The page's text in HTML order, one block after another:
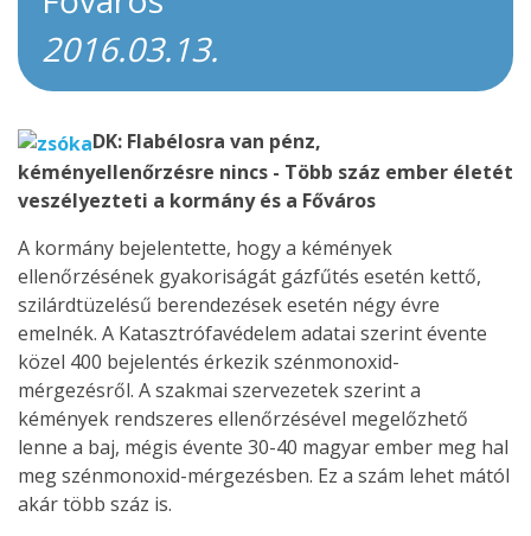
2016.03.13.
DK: Flabélosra van pénz,
kéményellenőrzésre nincs - Több száz ember életét
veszélyezteti a kormány és a Főváros
A kormány bejelentette, hogy a kémények
ellenőrzésének gyakoriságát gázfűtés esetén kettő,
szilárdtüzelésű berendezések esetén négy évre
emelnék. A Katasztrófavédelem adatai szerint évente
közel 400 bejelentés érkezik szénmonoxid-
mérgezésről. A szakmai szervezetek szerint a
kémények rendszeres ellenőrzésével megelőzhető
lenne a baj, mégis évente 30-40 magyar ember meg hal
meg szénmonoxid-mérgezésben. Ez a szám lehet mától
akár több száz is.